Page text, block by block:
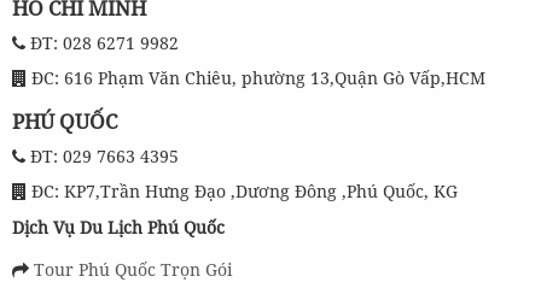
HỒ CHÍ MINH
ĐT: 028 6271 9982
ĐC: 616 Phạm Văn Chiêu, phường 13,Quận Gò Vấp,HCM
PHÚ QUỐC
ĐT: 029 7663 4395
ĐC: KP7,Trần Hưng Đạo ,Dương Đông ,Phú Quốc, KG
Dịch Vụ Du Lịch Phú Quốc
Tour Phú Quốc Trọn Gói